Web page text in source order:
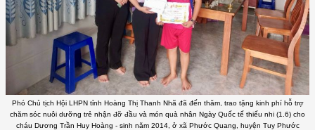
Phó Chủ tịch Hội LHPN tỉnh Hoàng Thị Thanh Nhã đã đến thăm, trao tặng kinh phí hỗ trợ
chăm sóc nuôi dưỡng trẻ nhận đỡ đầu và món quà nhân Ngày Quốc tế thiếu nhi (1.6) cho
cháu Dương Trần Huy Hoàng - sinh năm 2014, ở xã Phước Quang, huyện Tuy Phước